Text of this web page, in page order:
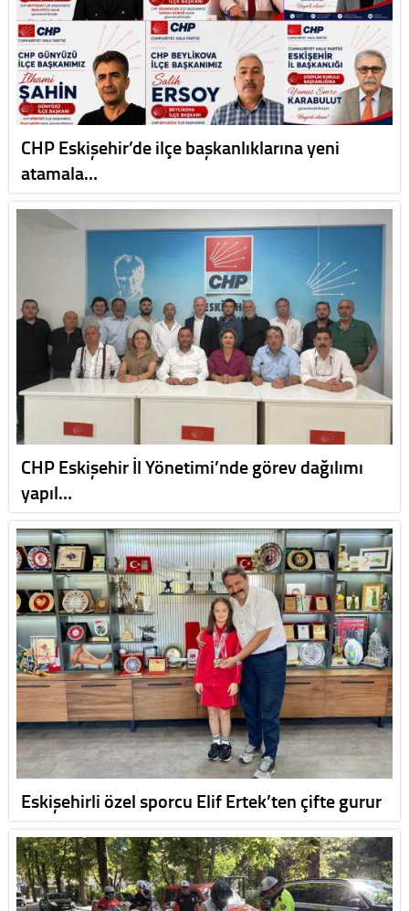
CHP Eskişehir’de ilçe başkanlıklarına yeni
atamala…
CHP Eskişehir İl Yönetimi’nde görev dağılımı
yapıl…
Eskişehirli özel sporcu Elif Ertek’ten çifte gurur